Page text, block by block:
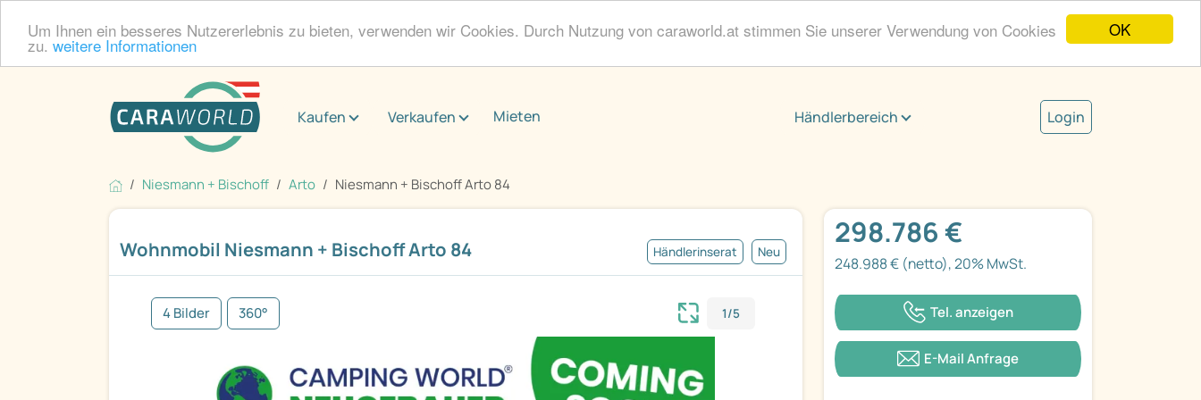
OK
Um Ihnen ein besseres Nutzererlebnis zu bieten, verwenden wir Cookies. Durch Nutzung von caraworld.at stimmen Sie unserer Verwendung von Cookies
zu. weitere Informationen
Kaufen Verkaufen Mieten Händlerbereich Login
Niesmann + Bischoff Arto Niesmann + Bischoff Arto 84
Wohnmobil Niesmann + Bischoff Arto 84 Händlerinserat Neu
4 Bilder 360° 1/5
298.786 €
248.988 € (netto), 20% MwSt.
Tel. anzeigen
E-Mail Anfrage